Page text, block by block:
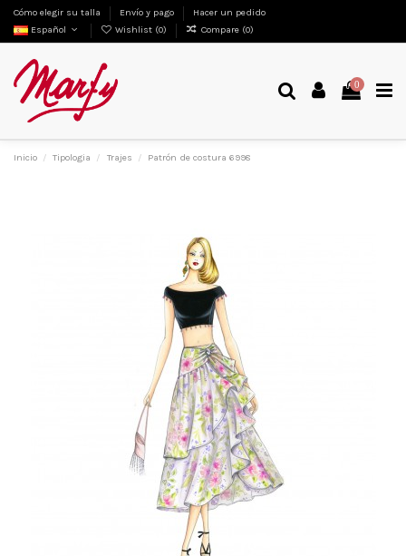
Cómo elegir su talla Envío y pago
Hacer un pedido
Español
Wishlist (0) Compare (0)
0
Inicio Tipologia Trajes Patrón de costura 6998